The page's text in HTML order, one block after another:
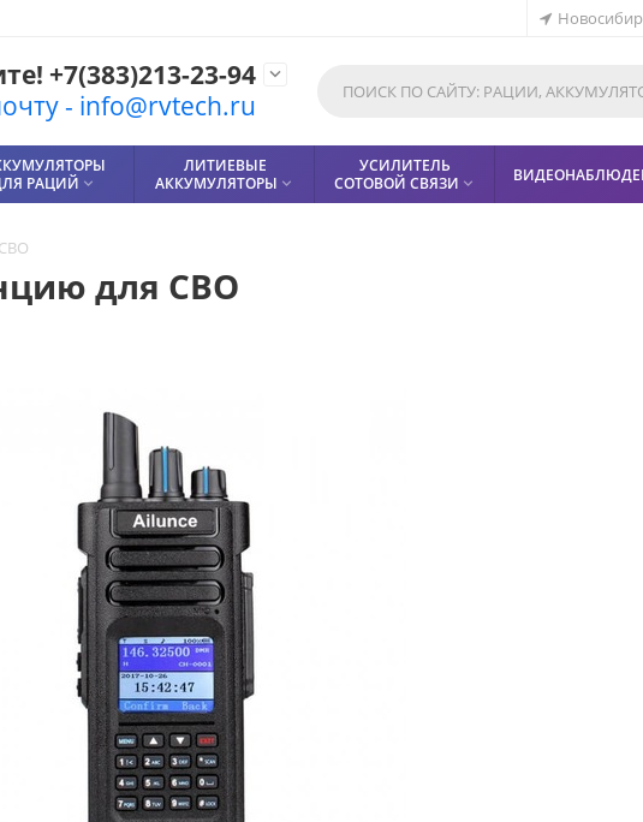
+7(383)213-23-94
- info@rvtech.ru

РАЦИЙ 
ЛИТИЕВЫЕ
АККУМУЛЯТОРЫ 
УСИЛИТЕЛЬ
СОТОВОЙ СВЯЗИ 
для СВО